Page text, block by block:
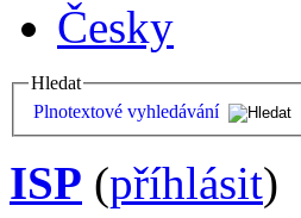
Česky
Hledat
Plnotextové vyhledávání
ISP (příhlásit)